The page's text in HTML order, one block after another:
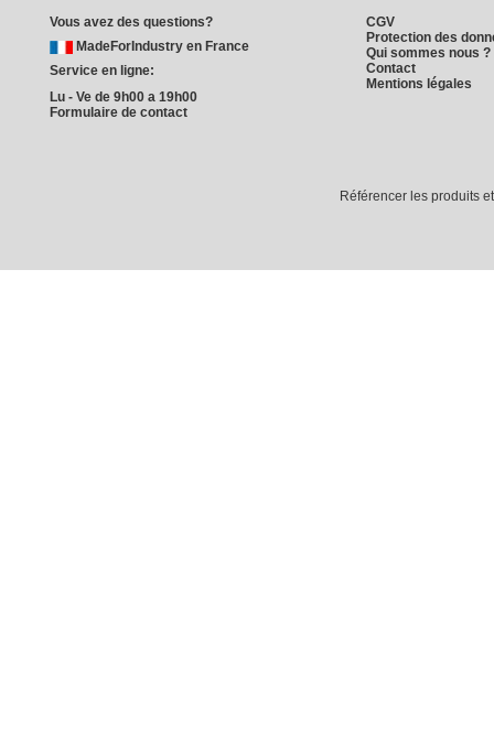
Vous avez des questions?
MadeForIndustry en France
Service en ligne:
Lu - Ve de 9h00 a 19h00
Formulaire de contact
CGV
Protection des
Qui sommes nous ?
Contact
Mentions légales
Référencer les produits